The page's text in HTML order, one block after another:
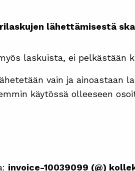
lähettämisestä
laskuista, ei pelkästään
vain ja ainoastaan
käytössä olleeseen
invoice-10039099 (@)